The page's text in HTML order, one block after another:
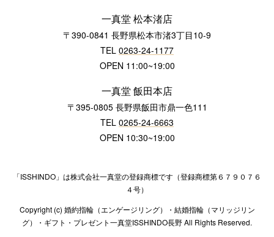
一真堂 松本渚店
〒390-0841 長野県松本市渚3丁目10-9
TEL 0263-24-1177
OPEN 11:00~19:00
一真堂 飯田本店
〒395-0805 長野県飯田市鼎一色111
TEL 0265-24-6663
OPEN 10:30~19:00
「ISSHINDO」は株式会社一真堂の登録商標です（登録商標第６７９０７６
４号）
Copyright (c) 婚約指輪（エンゲージリング）・結婚指輪（マリッジリン
グ）・ギフト・プレゼント一真堂ISSHINDO長野 All Rights Reserved.